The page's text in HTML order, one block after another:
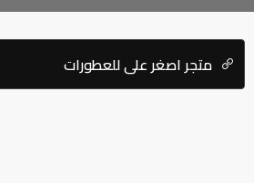
متجر اصغر علي للعطورات